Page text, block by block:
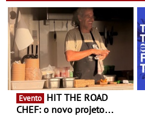
Evento
CHEF: o novo projeto